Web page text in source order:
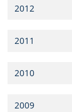
2012
2011
2010
2009